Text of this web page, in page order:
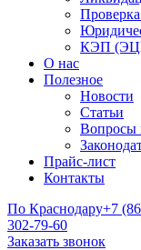
КЭП
О нас
Полезное
Новости
Статьи
Вопросы
Прайс-лист
Контакты
По Краснодару+7
302-79-60
Заказать звонок